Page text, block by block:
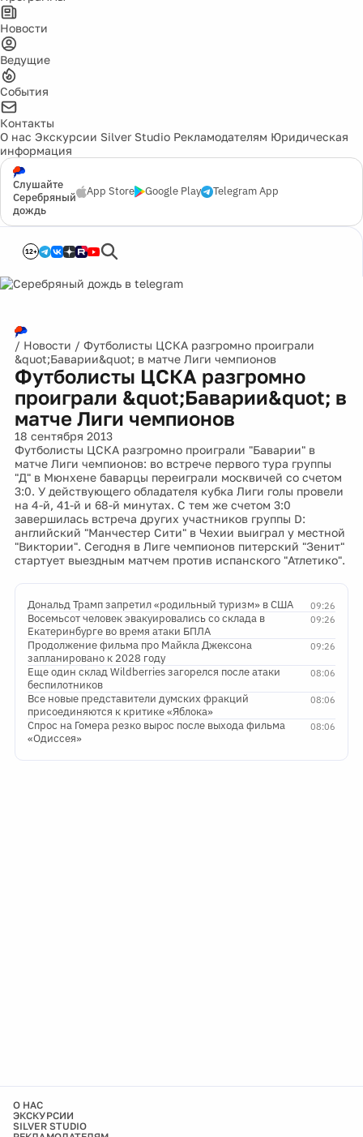
Новости
Ведущие
События
Контакты
О нас Экскурсии Silver Studio Рекламодателям Юридическая
информация
Слушайте
Серебряный
дождь
App Store Google Play Telegram App
12+
/ Новости / Футболисты ЦСКА разгромно проиграли
&quot;Баварии&quot; в матче Лиги чемпионов
Футболисты ЦСКА разгромно
проиграли &quot;Баварии&quot; в
матче Лиги чемпионов
18 сентября 2013
Футболисты ЦСКА разгромно проиграли "Баварии" в
матче Лиги чемпионов: во встрече первого тура группы
"Д" в Мюнхене баварцы переиграли москвичей со счетом
3:0. У действующего обладателя кубка Лиги голы провели
на 4-й, 41-й и 68-й минутах. С тем же счетом 3:0
завершилась встреча других участников группы D:
английский "Манчестер Сити" в Чехии выиграл у местной
"Виктории". Сегодня в Лиге чемпионов питерский "Зенит"
стартует выездным матчем против испанского "Атлетико".
09:26
Дональд Трамп запретил «родильный туризм» в США
09:26
Восемьсот человек эвакуировались со склада в
Екатеринбурге во время атаки БПЛА
09:26
Продолжение фильма про Майкла Джексона
запланировано к 2028 году
08:06
Еще один склад Wildberries загорелся после атаки
беспилотников
08:06
Все новые представители думских фракций
присоединяются к критике «Яблока»
08:06
Спрос на Гомера резко вырос после выхода фильма
«Одиссея»
О НАС
ЭКСКУРСИИ
SILVER STUDIO